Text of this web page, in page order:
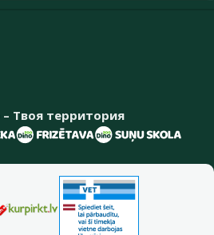
– Твоя территория